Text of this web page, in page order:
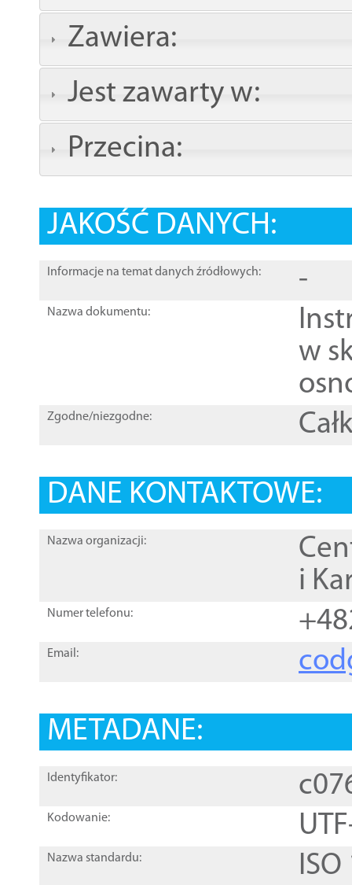
Zawiera:
Jest zawarty w:
Przecina:
JAKOŚĆ DANYCH:
Informacje na temat danych źródłowych: -
Nazwa dokumentu:
w
Zgodne/niezgodne:
DANE KONTAKTOWE:
Nazwa organizacji:
i
Numer telefonu:
Email:
METADANE:
Identyfikator:
Kodowanie:
Nazwa standardu: